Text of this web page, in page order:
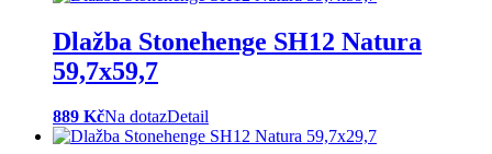
Dlažba Stonehenge SH12 Natura
59,7x59,7
889 KčNa dotazDetail